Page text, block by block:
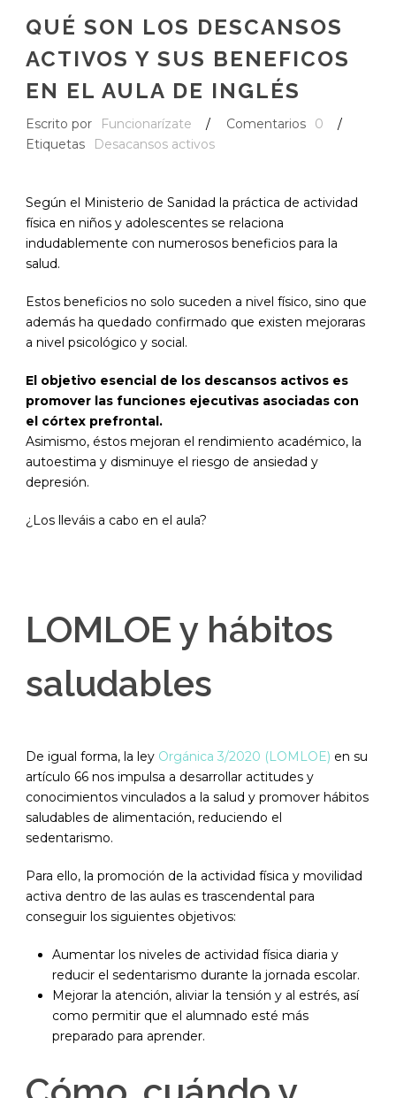
QUÉ SON LOS DESCANSOS
ACTIVOS Y SUS BENEFICOS
EN EL AULA DE INGLÉS
Escrito por Funcionarízate / Comentarios 0
/
Etiquetas
Desacansos activos
Según el Ministerio de Sanidad la práctica de actividad
física en niños y adolescentes se relaciona
indudablemente con numerosos beneficios para la
salud.
Estos beneficios no solo suceden a nivel físico, sino que
además ha quedado confirmado que existen mejoraras
a nivel psicológico y social.
El objetivo esencial de los descansos activos es
promover las funciones ejecutivas asociadas con
el córtex prefrontal.
Asimismo, éstos mejoran el rendimiento académico, la
autoestima y disminuye el riesgo de ansiedad y
depresión.
¿Los lleváis a cabo en el aula?
LOMLOE y hábitos
saludables
De igual forma, la ley Orgánica 3/2020 (LOMLOE) en su
artículo 66 nos impulsa a desarrollar actitudes y
conocimientos vinculados a la salud y promover hábitos
saludables de alimentación, reduciendo el
sedentarismo.
Para ello, la promoción de la actividad física y movilidad
activa dentro de las aulas es trascendental para
conseguir los siguientes objetivos:
Aumentar los niveles de actividad física diaria y
reducir el sedentarismo durante la jornada escolar.
Mejorar la atención, aliviar la tensión y al estrés, así
como permitir que el alumnado esté más
preparado para aprender.